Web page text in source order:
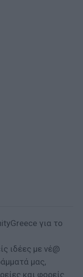
για το
ιδέες με νέ@
μας,
και φορείς